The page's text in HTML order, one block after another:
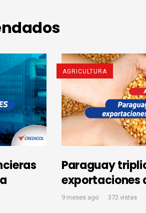
AGRICULTURA
Paraguay
exportaciones
9 meses ago 372 vistas